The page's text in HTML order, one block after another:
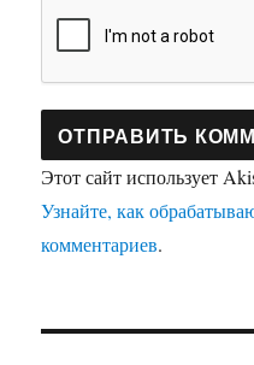
Этот сайт использует
Узнайте, как
комментариев.